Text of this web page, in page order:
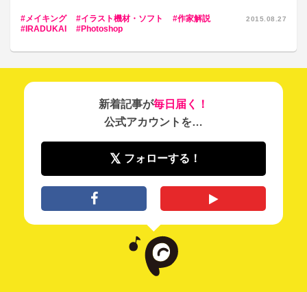
メイキング イラスト機材・ソフト
作家解説
IRADUKAI
Photoshop
2015.08.27
新着記事が毎日届く！
公式アカウントを…
フォローする！